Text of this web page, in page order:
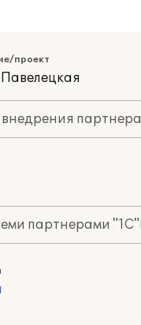
проект
партнера
партнерами "1С"